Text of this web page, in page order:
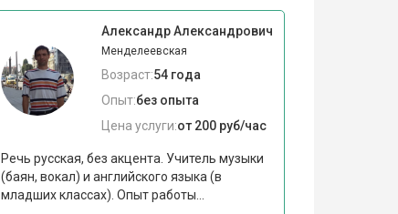
Александр Александрович
Менделеевская
Возраст:54 года
Опыт:без опыта
Цена услуги:от 200 руб/час
Речь русская, без акцента. Учитель музыки
(баян, вокал) и английского языка (в
младших классах). Опыт работы...